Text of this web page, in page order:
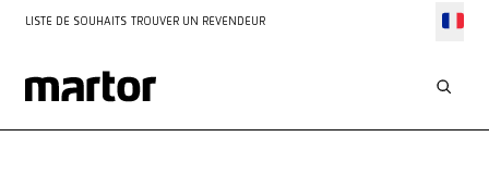
LISTE DE SOUHAITS TROUVER UN REVENDEUR